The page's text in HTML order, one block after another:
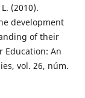
(2010).
development
of their
Education: An
vol. 26, núm.